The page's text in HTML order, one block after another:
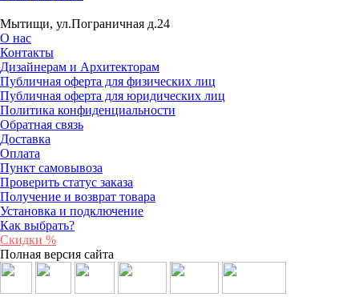
Мытищи, ул.Пограничная д.24
О нас
Контакты
Дизайнерам и Архитекторам
Публичная оферта для физических лиц
Публичная оферта для юридических лиц
Политика конфиденциальности
Обратная связь
Доставка
Оплата
Пункт самовывоза
Проверить статус заказа
Получение и возврат товара
Установка и подключение
Как выбрать?
Скидки %
Полная версия сайта